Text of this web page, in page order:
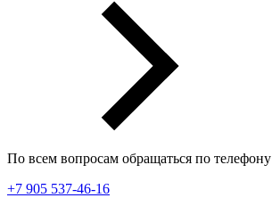
По всем вопросам обращаться по телефону
+7 905 537-46-16